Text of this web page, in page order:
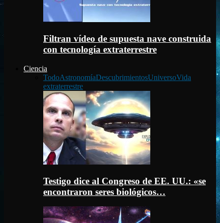
Filtran vídeo de supuesta nave construida
con tecnología extraterrestre
Ciencia
TodoAstronomíaDescubrimientosUniversoVida
extraterrestre
Testigo dice al Congreso de EE. UU.: «se
encontraron seres biológicos…